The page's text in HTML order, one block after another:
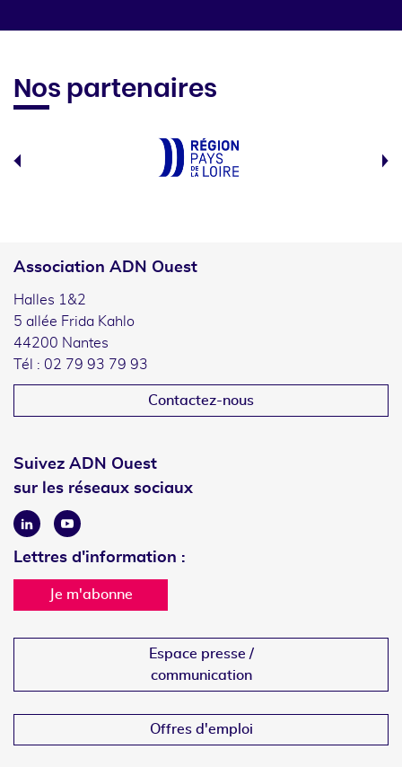
Nos partenaires
Association ADN Ouest
Halles 1&2
5 allée Frida Kahlo
44200 Nantes
Tél : 02 79 93 79 93
Contactez-nous
Suivez ADN Ouest
sur les réseaux sociaux
LinkedinYoutube
Lettres d'information :
Je m'abonne
Espace presse /
communication
Offres d'emploi